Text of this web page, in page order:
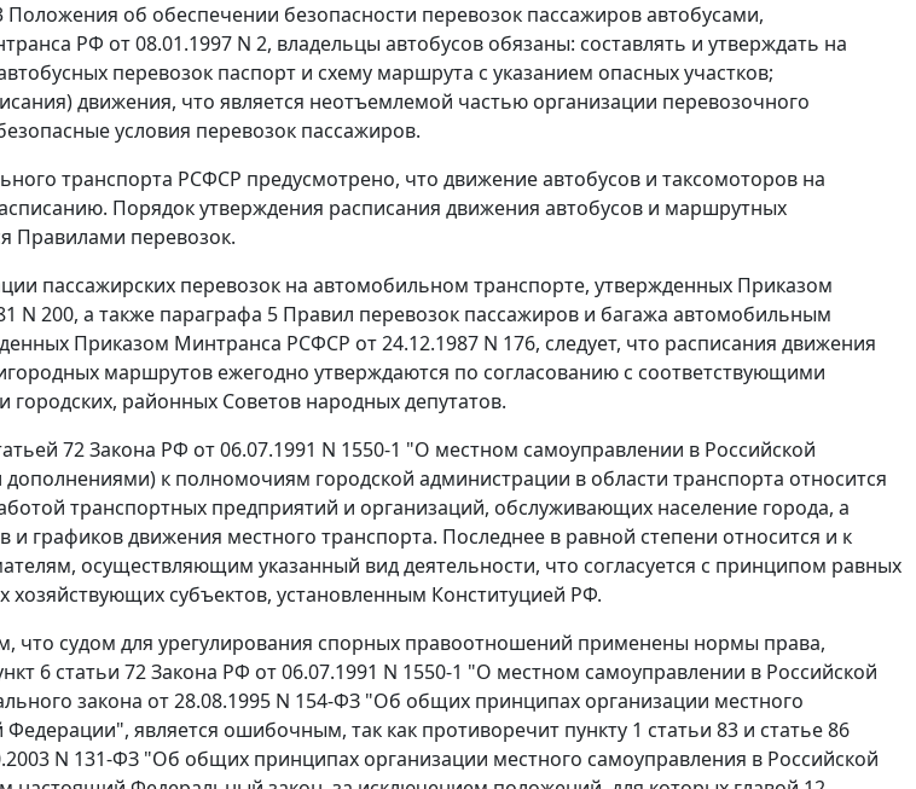
Положения об обеспечении безопасности перевозок пассажиров автобусами,
РФ от 08.01.1997 N 2, владельцы автобусов обязаны: составлять и утверждать на
перевозок паспорт и схему маршрута с указанием опасных участков;
движения, что является неотъемлемой частью организации перевозочного
условия перевозок пассажиров.
транспорта РСФСР предусмотрено, что движение автобусов и таксомоторов на
Порядок утверждения расписания движения автобусов и маршрутных
Правилами перевозок.
пассажирских перевозок на автомобильном транспорте, утвержденных Приказом
N 200, а также параграфа 5 Правил перевозок пассажиров и багажа автомобильным
Приказом Минтранса РСФСР от 24.12.1987 N 176, следует, что расписания движения
маршрутов ежегодно утверждаются по согласованию с соответствующими
районных Советов народных депутатов.
72Закона РФ от 06.07.1991 N 1550-1 "О местном самоуправлении в Российской
к полномочиям городской администрации в области транспорта относится
транспортных предприятий и организаций, обслуживающих население города, а
графиков движения местного транспорта. Последнее в равной степени относится и к
осуществляющим указанный вид деятельности, что согласуется с принципом равных
хозяйствующих субъектов, установленным Конституцией РФ.
что судом для урегулирования спорных правоотношений применены нормы права,
6 статьи 72Закона РФ от 06.07.1991 N 1550-1 "О местном самоуправлении в Российской
закона от 28.08.1995 N 154-ФЗ "Об общих принципах организации местного
Федерации", является ошибочным, так как противоречит пункту 1 статьи 83 и статье 86
N 131-ФЗ "Об общих принципах организации местного самоуправления в Российской